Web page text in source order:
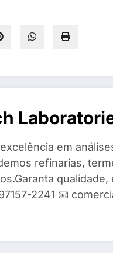
em
refinarias,
2241 📧